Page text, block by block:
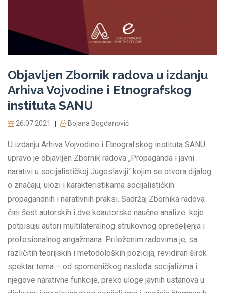
Objavljen Zbornik radova u izdanju
Arhiva Vojvodine i Etnografskog
instituta SANU
26.07.2021 | Bojana Bogdanović
U izdanju Arhiva Vojvodine i Etnografskog instituta SANU
upravo je objavljen Zbornik radova „Propaganda i javni
narativi u socijalističkoj Jugoslaviji“ kojim se otvora dijalog
o značaju, ulozi i karakteristikama socijalističkih
propagandnih i narativnih praksi. Sadržaj Zbornika radova
čini šest autorskih i dve koautorske naučne analize koje
potpisuju autori multilateralnog strukovnog opredeljenja i
profesionalnog angažmana. Priloženim radovima je, sa
različitih teorijskih i metodoloških pozicija, revidiran širok
spektar tema – od spomeničkog nasleđa socijalizma i
njegove narativne funkcije, preko uloge javnih ustanova u